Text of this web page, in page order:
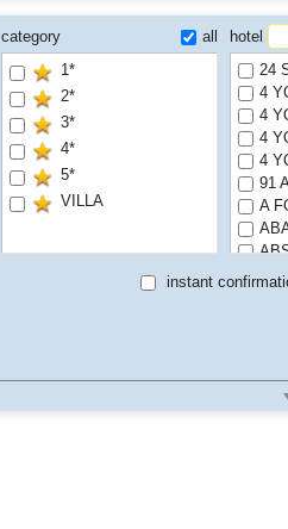
category
all
1*
2*
3*
4*
5*
VILLA
hotel
24
4
4
4
4
91
A
instant